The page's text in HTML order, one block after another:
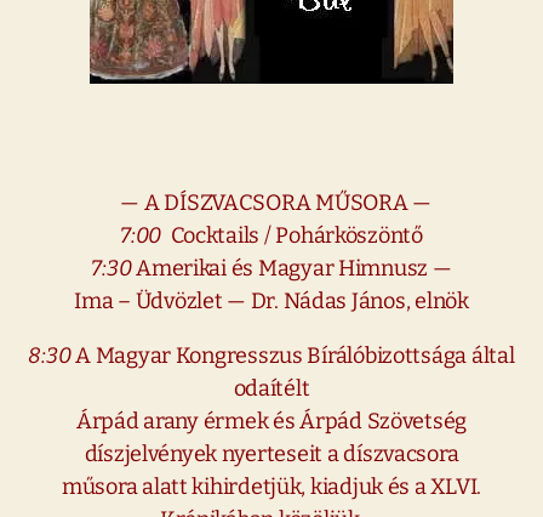
— A DÍSZVACSORA MŰSORA —
7:00 Cocktails / Pohárköszöntő
7:30Amerikai és Magyar Himnusz —
Ima – Üdvözlet — Dr. Nádas János, elnök
8:30A Magyar Kongresszus Bírálóbizottsága által
odaítélt
Árpád arany érmek és Árpád Szövetség
díszjelvények nyerteseit a díszvacsora
műsora alatt kihirdetjük, kiadjuk és a XLVI.